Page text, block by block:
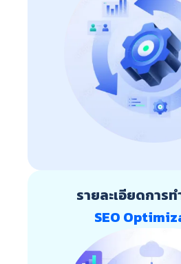
รายละเอียดการ
SEO